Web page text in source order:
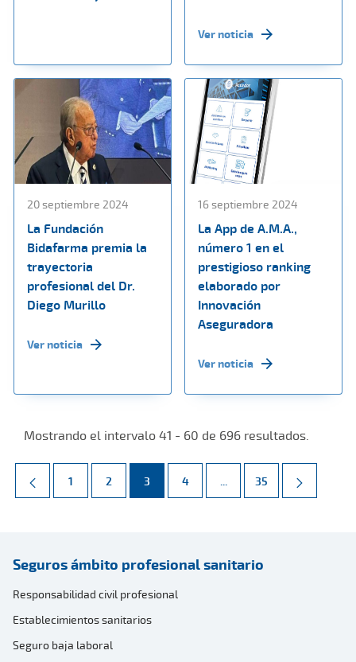
Ver noticia
20 septiembre 2024
La Fundación
Bidafarma premia la
trayectoria
profesional del Dr.
Diego Murillo
Ver noticia
16 septiembre 2024
La App de A.M.A.,
número 1 en el
prestigioso ranking
elaborado por
Innovación
Aseguradora
Ver noticia
Mostrando el intervalo 41 - 60 de 696 resultados.
Página
1 Página
2 Página
3 Página
4 ... Páginas intermedias
Página
35
Seguros ámbito profesional sanitario
Responsabilidad civil profesional
Establecimientos sanitarios
Seguro baja laboral